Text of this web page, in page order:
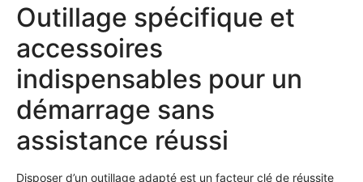
Outillage spécifique et
accessoires
indispensables pour un
démarrage sans
assistance réussi
Disposer d’un outillage adapté est un facteur clé de réussite